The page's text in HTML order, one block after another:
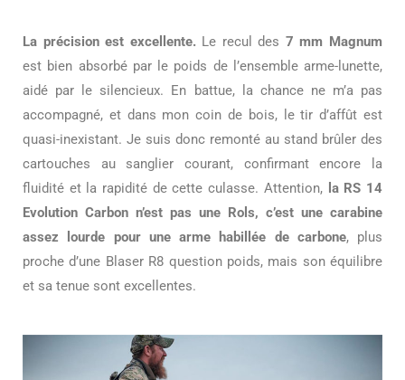
La précision est excellente.Le recul des 7 mm Magnum
est bien absorbé par le poids de l’ensemble arme-lunette,
aidé par le silencieux. En battue, la chance ne m’a pas
accompagné, et dans mon coin de bois, le tir d’affût est
quasi-inexistant. Je suis donc remonté au stand brûler des
cartouches au sanglier courant, confirmant encore la
fluidité et la rapidité de cette culasse. Attention, la RS 14
Evolution Carbon n’est pas une Rols, c’est une carabine
assez lourde pour une arme habillée de carbone, plus
proche d’une Blaser R8 question poids, mais son équilibre
et sa tenue sont excellentes.